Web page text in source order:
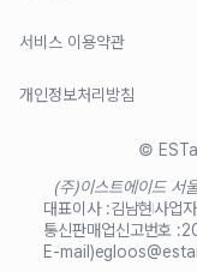
서비스 이용약관
개인정보처리방침
©
(주)이스트에이드 서
대표이사 :김남현사업
통신판매업신고번호 :
E-mail)